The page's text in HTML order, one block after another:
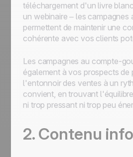
téléchargement d'un livre
un webinaire – les campagnes
permettent de maintenir une
cohérente avec vos clients
Les campagnes au compte-
également à vos prospects de
l'entonnoir des ventes à un
convient, en trouvant
ni trop pressant ni trop peu
2. Contenu